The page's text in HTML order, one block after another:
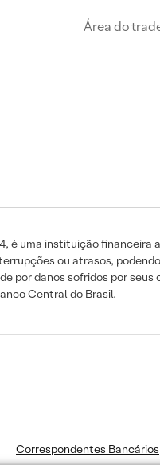
Área do
é uma instituição
ou atrasos,
por danos sofridos por
Central do Brasil.
Correspondentes Bancários